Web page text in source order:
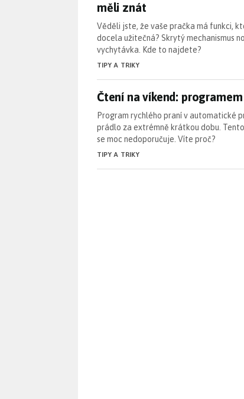
měli znát
Věděli jste, že vaše pračka má funkci,
docela užitečná? Skrytý mechanismus
vychytávka. Kde to najdete?
TIPY A TRIKY
Čtení na víkend:
Čtení na víkend:
Program rychlého praní v automatické
prádlo za extrémně krátkou dobu.
se moc nedoporučuje. Víte proč?
TIPY A TRIKY